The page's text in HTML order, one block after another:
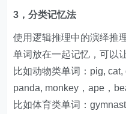
3，分类记忆法
使用逻辑推理中的演绎推
单词放在一起记忆，可以
比如动物类单词：pig,
panda, monkey，ape，
比如体育类单词：